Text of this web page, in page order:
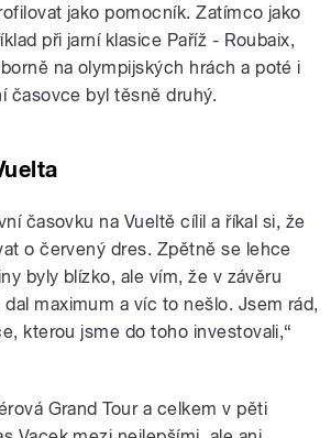
jako pomocník. Zatímco jako
při jarní klasice Paříž - Roubaix,
na olympijských hrách a poté i
časovce byl těsně druhý.
časovku na Vueltě cílil a říkal si, že
o červený dres. Zpětně se lehce
byly blízko, ale vím, že v závěru
maximum a víc to nešlo. Jsem rád,
kterou jsme do toho investovali,“
Grand Tour a celkem v pěti